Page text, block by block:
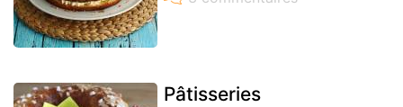
Pâtisseries